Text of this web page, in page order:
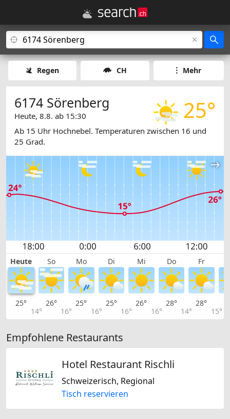
Regen CH Mehr
25°
6174 Sörenberg
Heute, 8.8. ab 15:30
Ab 15 Uhr Hochnebel. Temperaturen zwischen 16 und
25 Grad.
Heute So Mo Di Mi Do Fr
25°
14°
26°
16°
25°
16°
25°
16°
26°
16°
28°
14°
28°
15°
Empfohlene Restaurants
Hotel Restaurant Rischli
Schweizerisch, Regional
Tisch reservieren